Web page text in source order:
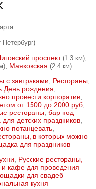
Петербург)
проспект (1.3 км),
, Маяковская (2.4 км)
с завтраками
Рестораны,
День рождения
провести корпоратив,
от 1500 до 2000 руб,
рестораны бар под
детских праздников,
потанцевать,
в которых можно
для праздников
Русские рестораны,
и кафе для проведения
для свадеб,
кухня